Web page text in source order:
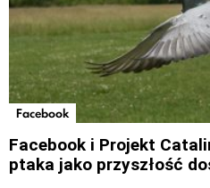
Facebook
Facebook i Projekt
ptaka jako przyszłość